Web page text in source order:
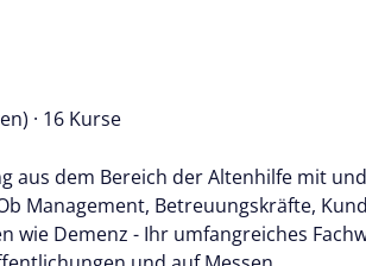
· 16 Kurse
aus dem Bereich der Altenhilfe mit
Management, Betreuungskräfte,
wie Demenz - Ihr umfangreiches